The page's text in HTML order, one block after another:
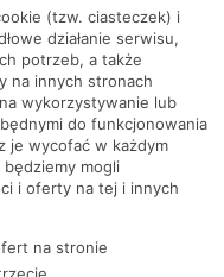
(tzw. ciasteczek) i
działanie serwisu,
potrzeb, a także
na innych stronach
wykorzystywanie lub
do funkcjonowania
je wycofać w każdym
mogli
i oferty na tej i innych
na stronie